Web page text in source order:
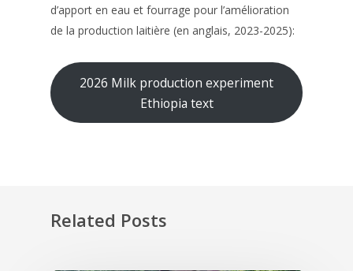
d’apport en eau et fourrage pour l’amélioration
de la production laitière (en anglais, 2023-2025):
2026 Milk production experiment
Ethiopia text
Related Posts